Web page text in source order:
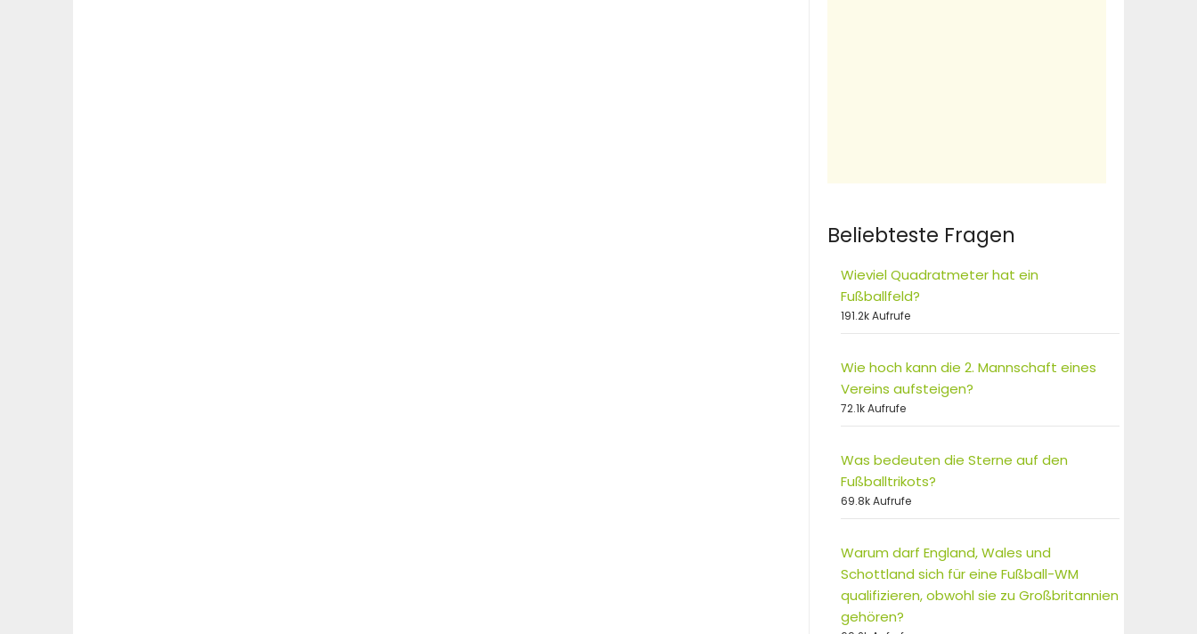
Beliebteste Fragen
Wieviel Quadratmeter hat ein
Fußballfeld?
191.2k Aufrufe
Wie hoch kann die 2. Mannschaft eines
Vereins aufsteigen?
72.1k Aufrufe
Was bedeuten die Sterne auf den
Fußballtrikots?
69.8k Aufrufe
Warum darf England, Wales und
Schottland sich für eine Fußball-WM
qualifizieren, obwohl sie zu Großbritannien
gehören?